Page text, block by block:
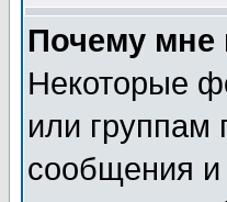
Почему
Некоторые
или группам
сообщения и